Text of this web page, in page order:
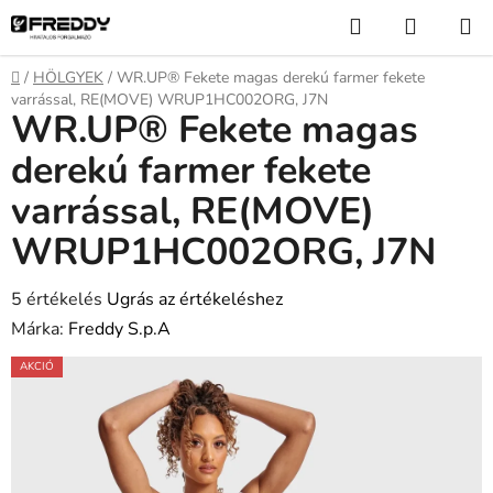
Ugrás
fő
tartalomhoz
KeresésKOSÁR
Kezdőlap
/ HÖLGYEK / WR.UP® Fekete magas derekú farmer fekete
varrással, RE(MOVE) WRUP1HC002ORG, J7N
WR.UP® Fekete magas
derekú farmer fekete
varrással, RE(MOVE)
WRUP1HC002ORG, J7N
A
termék
átlagos
5 értékelés Ugrás az értékeléshez
Márka: Freddy S.p.A
AKCIÓ